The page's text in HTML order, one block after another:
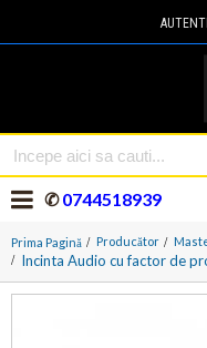
✆0744518939
Prima Pagină Producător
Incinta Audio cu factor de